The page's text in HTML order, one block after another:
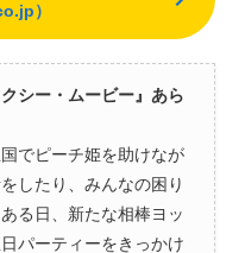
）
シー・ムービー』あら
でピーチ姫を助けなが
したり、みんなの困り
る日、新たな相棒ヨッ
パーティーをきっかけ